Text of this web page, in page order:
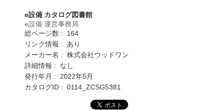
e設備 カタログ図書館
e設備 運営事務局
総ページ数 : 164
リンク情報 : あり
メーカー名 : 株式会社ウッドワン
詳細情報 : なし
発行年月 : 2022年5月
カタログID : 0114_ZCSG5381